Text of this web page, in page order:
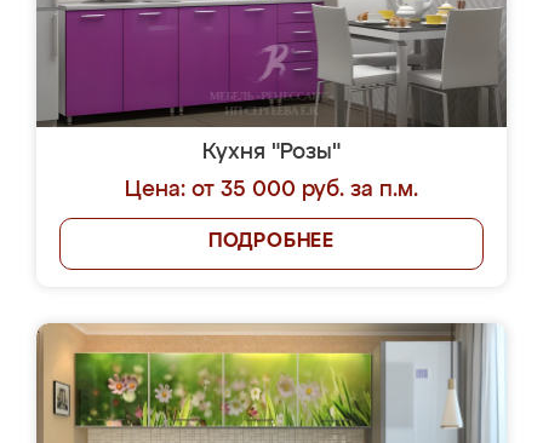
Кухня "Розы"
Цена: от 35 000 руб. за п.м.
ПОДРОБНЕЕ